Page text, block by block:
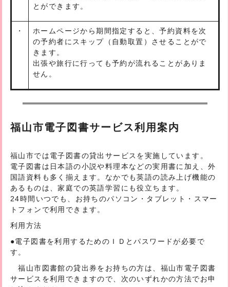
とができます。
・
ホームページから期間指定すると、予約資料を次
の予約者にスキップ（自動取置）させることがで
きます。
出張や旅行に行っても予約が流れることがありま
せん。
福山市電子図書サービス利用案内
福山市では電子図書の貸出サービスを実施しています。
電子図書は日本語の小説や料理本などの実用書に加え、外
国語資料も多く揃えます。なかでも英語の読み上げ機能の
あるものは、家庭での英語学習にも役立ちます。
24時間いつでも、お持ちのパソコン・タブレット・スマー
トフォンで利用できます。
利用方法
●電子図書を利用するためのＩＤとパスワードが必要で
す。
福山市図書館の貸出券をお持ちの方は、福山市電子図書
サービスを利用できますので、次のいずれかの方法でお申